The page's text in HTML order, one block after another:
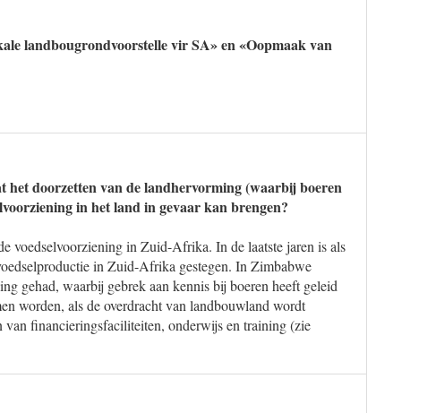
landbougrondvoorstelle vir SA» en «Oopmaak van
doorzetten van de landhervorming (waarbij boeren
in het land in gevaar kan brengen?
voedselvoorziening in Zuid-Afrika. In de laatste jaren is als
in Zuid-Afrika gestegen. In Zimbabwe
gehad, waarbij gebrek aan kennis bij boeren heeft geleid
worden, als de overdracht van landbouwland wordt
van financieringsfaciliteiten, onderwijs en training (zie